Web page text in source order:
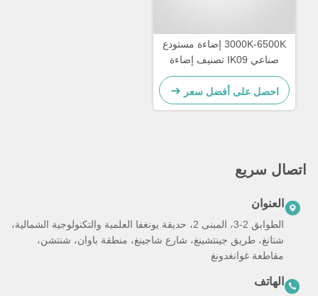
3000K-6500K إضاءة مستودع
صناعي IK09 تصنيف إضاءة
LED عالية الخليج
احصل على أفضل سعر
اتصال سريع
العنوان
الطوابق 2-3، المبنى 2، حديقة يونغفا العلمية والتكنولوجية الشمالية،
شتانغ، طريق جينتشينغ، شارع شاجينغ، منطقة باوان، شنتشن،
مقاطعة غوانغدونغ
الهاتف